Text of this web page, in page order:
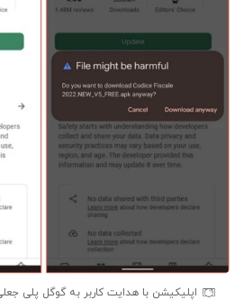
اپلیکیشن با هدایت کاربر به گوگل پلی